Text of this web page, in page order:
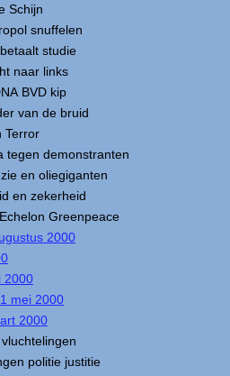
Schijn
snuffelen
studie
naar links
BVD kip
van de bruid
Terror
tegen demonstranten
en oliegiganten
en zekerheid
Greenpeace
2000
2000
mei 2000
2000
politie justitie